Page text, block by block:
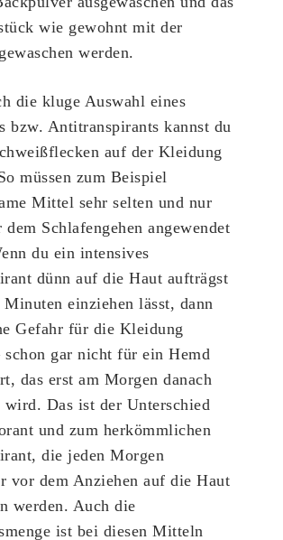
wie gewohnt mit der
werden.
die kluge Auswahl eines
bzw. Antitranspirants kannst du
auf der Kleidung
müssen zum Beispiel
Mittel sehr selten und nur
dem Schlafengehen angewendet
du ein intensives
dünn auf die Haut aufträgst
einziehen lässt, dann
Gefahr für die Kleidung
schon gar nicht für ein Hemd
das erst am Morgen danach
wird. Das ist der Unterschied
und zum herkömmlichen
die jeden Morgen
vor dem Anziehen auf die Haut
werden. Auch die
ist bei diesen Mitteln